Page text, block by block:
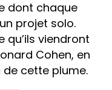
dont chaque
projet solo.
qu’ils viendront
Cohen, en
cette plume.